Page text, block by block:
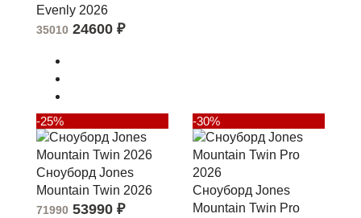
Evenly 2026
35010 24600 ₽
-25%
Сноуборд Jones
Mountain Twin 2026
71990 53990 ₽
-30%
Сноуборд Jones
Mountain Twin Pro